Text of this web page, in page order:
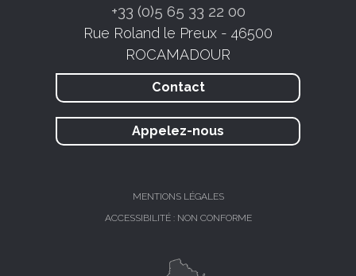
+33 (0)5 65 33 22 00
Rue Roland le Preux - 46500
ROCAMADOUR
Contact
Appelez-nous
MENTIONS LÉGALES
ACCESSIBILITÉ : NON CONFORME